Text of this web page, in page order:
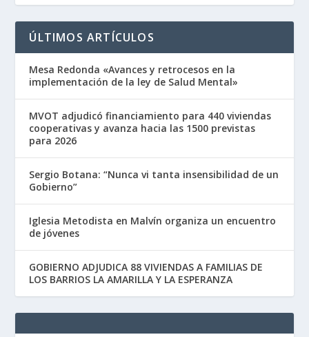
ÚLTIMOS ARTÍCULOS
Mesa Redonda «Avances y retrocesos en la
implementación de la ley de Salud Mental»
MVOT adjudicó financiamiento para 440 viviendas
cooperativas y avanza hacia las 1500 previstas
para 2026
Sergio Botana: “Nunca vi tanta insensibilidad de un
Gobierno”
Iglesia Metodista en Malvín organiza un encuentro
de jóvenes
GOBIERNO ADJUDICA 88 VIVIENDAS A FAMILIAS DE
LOS BARRIOS LA AMARILLA Y LA ESPERANZA